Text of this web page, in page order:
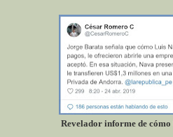
Revelador informe de